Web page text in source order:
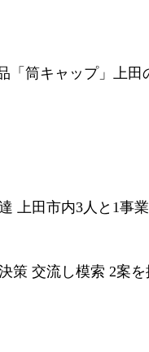
「筒キャップ」上
上田市内3人と1事
策 交流し模索 2案